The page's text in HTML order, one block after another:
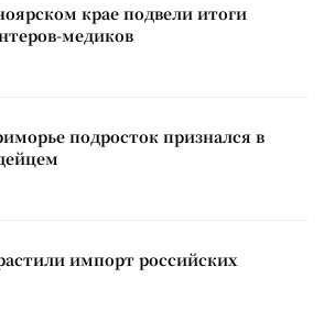
крае подвели итоги
медиков
подросток признался в
импорт российских